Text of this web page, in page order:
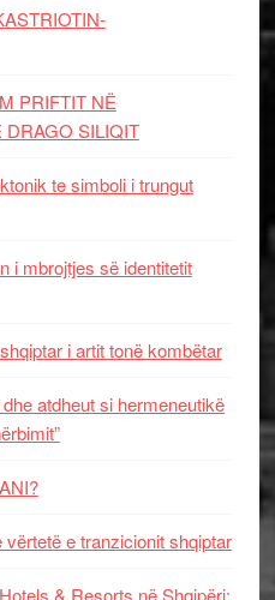
PRIFTIT NË
DRAGO SILIQIT
te simboli i trungut
i mbrojtjes së identitetit
i artit tonë kombëtar
atdheut si hermeneutikë
e tranzicionit shqiptar
& Resorts në Shqipëri: